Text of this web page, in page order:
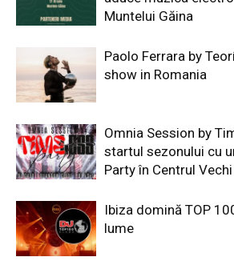
Muntelui Găina
Paolo Ferrara by
show in Romania
Omnia Session by
startul sezonului cu
Party în Centrul
Ibiza domină TOP
lume